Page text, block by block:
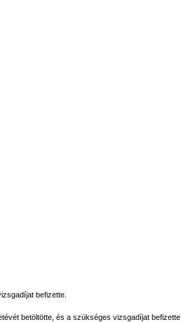
befizette.
betöltötte, és a szükséges vizsgadíjat befizette.